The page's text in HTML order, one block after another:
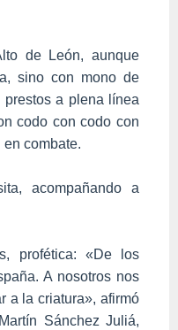
de León, aunque
sino con mono de
prestos a plena línea
codo con codo con
en combate.
acompañando a
profética: «De los
A nosotros nos
a la criatura», afirmó
Sánchez Juliá,